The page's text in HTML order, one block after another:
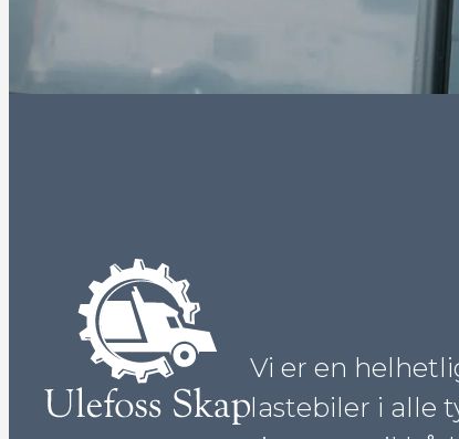
Vi er en
lastebiler i alle